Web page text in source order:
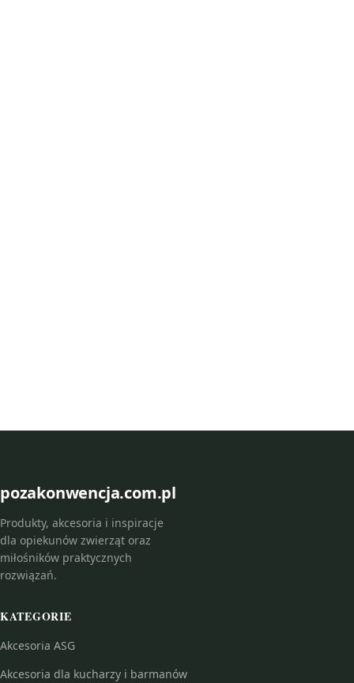
pozakonwencja.com.pl
Produkty, akcesoria i inspiracje
dla opiekunów zwierząt oraz
miłośników praktycznych
rozwiązań.
KATEGORIE
Akcesoria ASG
Akcesoria dla kucharzy i barmanów